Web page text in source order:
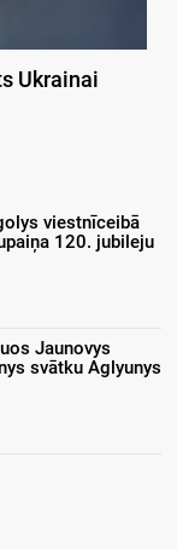
Ukrainai
viestnīceibā
120. jubileju
Jaunovys
svātku Aglyunys